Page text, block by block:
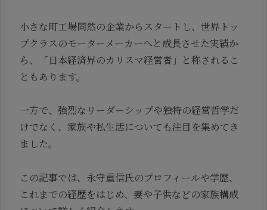
小さな町工場同然の企業からスタートし、世界トッ
プクラスのモーターメーカーへと成長させた実績か
ら、「日本経済界のカリスマ経営者」と称されるこ
ともあります。
一方で、強烈なリーダーシップや独特の経営哲学だ
けでなく、家族や私生活についても注目を集めてき
ました。
この記事では、永守重信氏のプロフィールや学歴、
これまでの経歴をはじめ、妻や子供などの家族構成